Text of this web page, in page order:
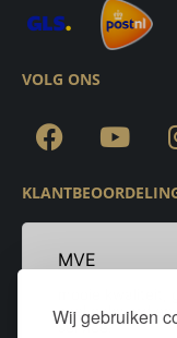
Wij gebruiken
VOLG ONS